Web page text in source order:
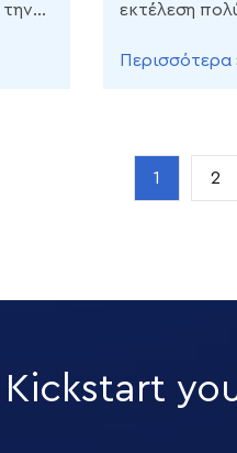
την
εκτέλεση
σύνολα
Περισσότερα
1 2
Kickstart